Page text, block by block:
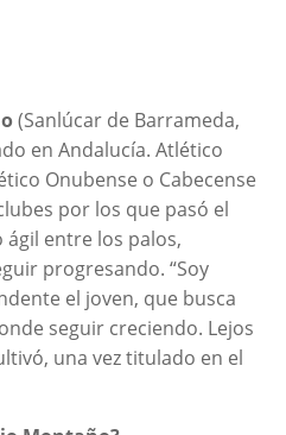
(Sanlúcar de Barrameda,
en Andalucía. Atlético
Onubense o Cabecense
por los que pasó el
entre los palos,
progresando. “Soy
el joven, que busca
seguir creciendo. Lejos
una vez titulado en el